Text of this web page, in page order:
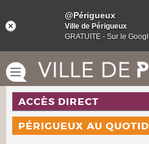
ACCÈS DIRECT
PÉRIGUEUX AU
@Périgueux
Ville de Périgueux
GRATUITE - Sur le